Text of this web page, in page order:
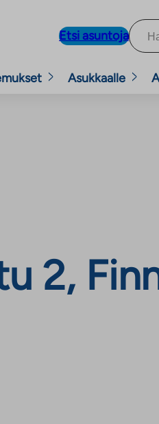
Etsi asuntoja
Asukkaalle
2,